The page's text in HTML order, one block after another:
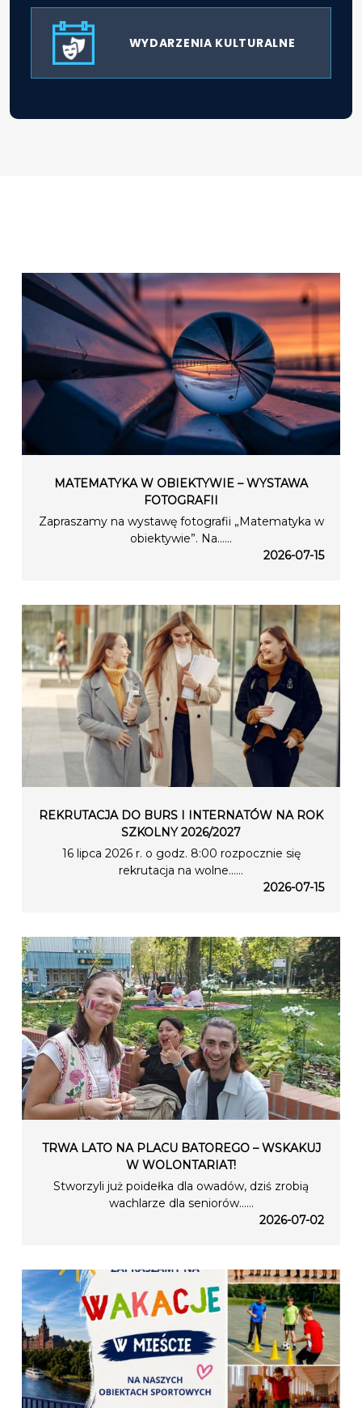
WYDARZENIA KULTURALNE
MATEMATYKA W OBIEKTYWIE – WYSTAWA
FOTOGRAFII
Zapraszamy na wystawę fotografii „Matematyka w
obiektywie”. Na…...
2026-07-15
REKRUTACJA DO BURS I INTERNATÓW NA ROK
SZKOLNY 2026/2027
16 lipca 2026 r. o godz. 8:00 rozpocznie się
rekrutacja na wolne…...
2026-07-15
TRWA LATO NA PLACU BATOREGO – WSKAKUJ
W WOLONTARIAT!
Stworzyli już poidełka dla owadów, dziś zrobią
wachlarze dla seniorów…...
2026-07-02